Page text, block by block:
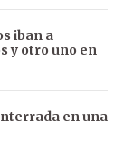
iban a
y otro uno en
en una